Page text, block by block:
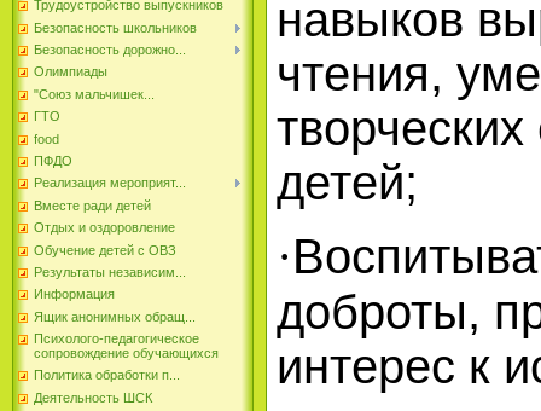
Трудоустройство выпускников
Безопасность школьников
Безопасность дорожно...
Олимпиады
"Союз мальчишек...
ГТО
food
ПФДО
Реализация мероприят...
Вместе ради детей
Отдых и оздоровление
Обучение детей с ОВЗ
Результаты независим...
Информация
Ящик анонимных обращ...
Психолого-педагогическое
сопровождение обучающихся
Политика обработки п...
Деятельность ШСК
навыков
чтения,
детей;
·
доброты,
интерес к